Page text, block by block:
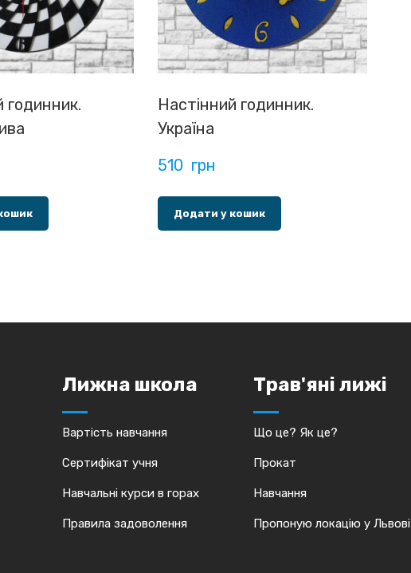
годинник.
Настінний годинник.
Україна
510  грн
Додати у кошик
Лижна школа
Вартість навчання
Сертифікат учня
Навчальні курси в горах
Правила задоволення
Трав'яні лижі
Що це? Як це?
Прокат
Навчання
Пропоную локацію у Львові